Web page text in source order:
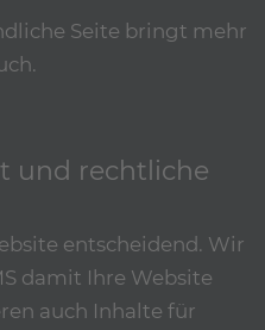
Seite bringt mehr
und rechtliche
entscheidend. Wir
damit Ihre Website
auch Inhalte für